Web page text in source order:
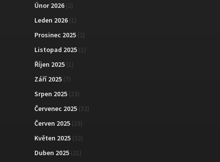
Únor 2026 (2)
Leden 2026 (1)
Prosinec 2025 (2)
Listopad 2025 (1)
Říjen 2025 (1)
Září 2025 (7)
Srpen 2025 (23)
Červenec 2025 (32)
Červen 2025 (23)
Květen 2025 (32)
Duben 2025 (21)